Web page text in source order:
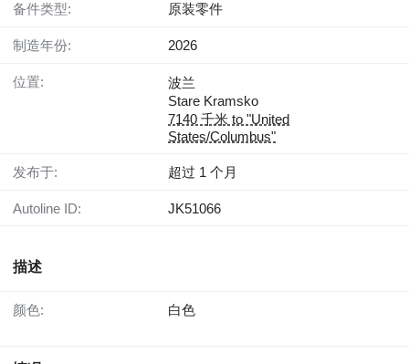
备件类型: 原装零件
制造年份: 2026
位置:
波兰
Stare Kramsko
7140 千米 to "United
States/Columbus"
发布于: 超过 1 个月
Autoline ID: JK51066
描述
颜色: 白色